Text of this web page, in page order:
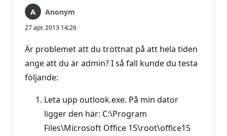
Anonym
27 apr. 2013 14:26
Är problemet att du tröttnat på att hela tiden
ange att du är admin? I så fall kunde du testa
följande:
Leta upp outlook.exe. På min dator
ligger den här: C:\Program
Files\Microsoft Office 15\root\office15